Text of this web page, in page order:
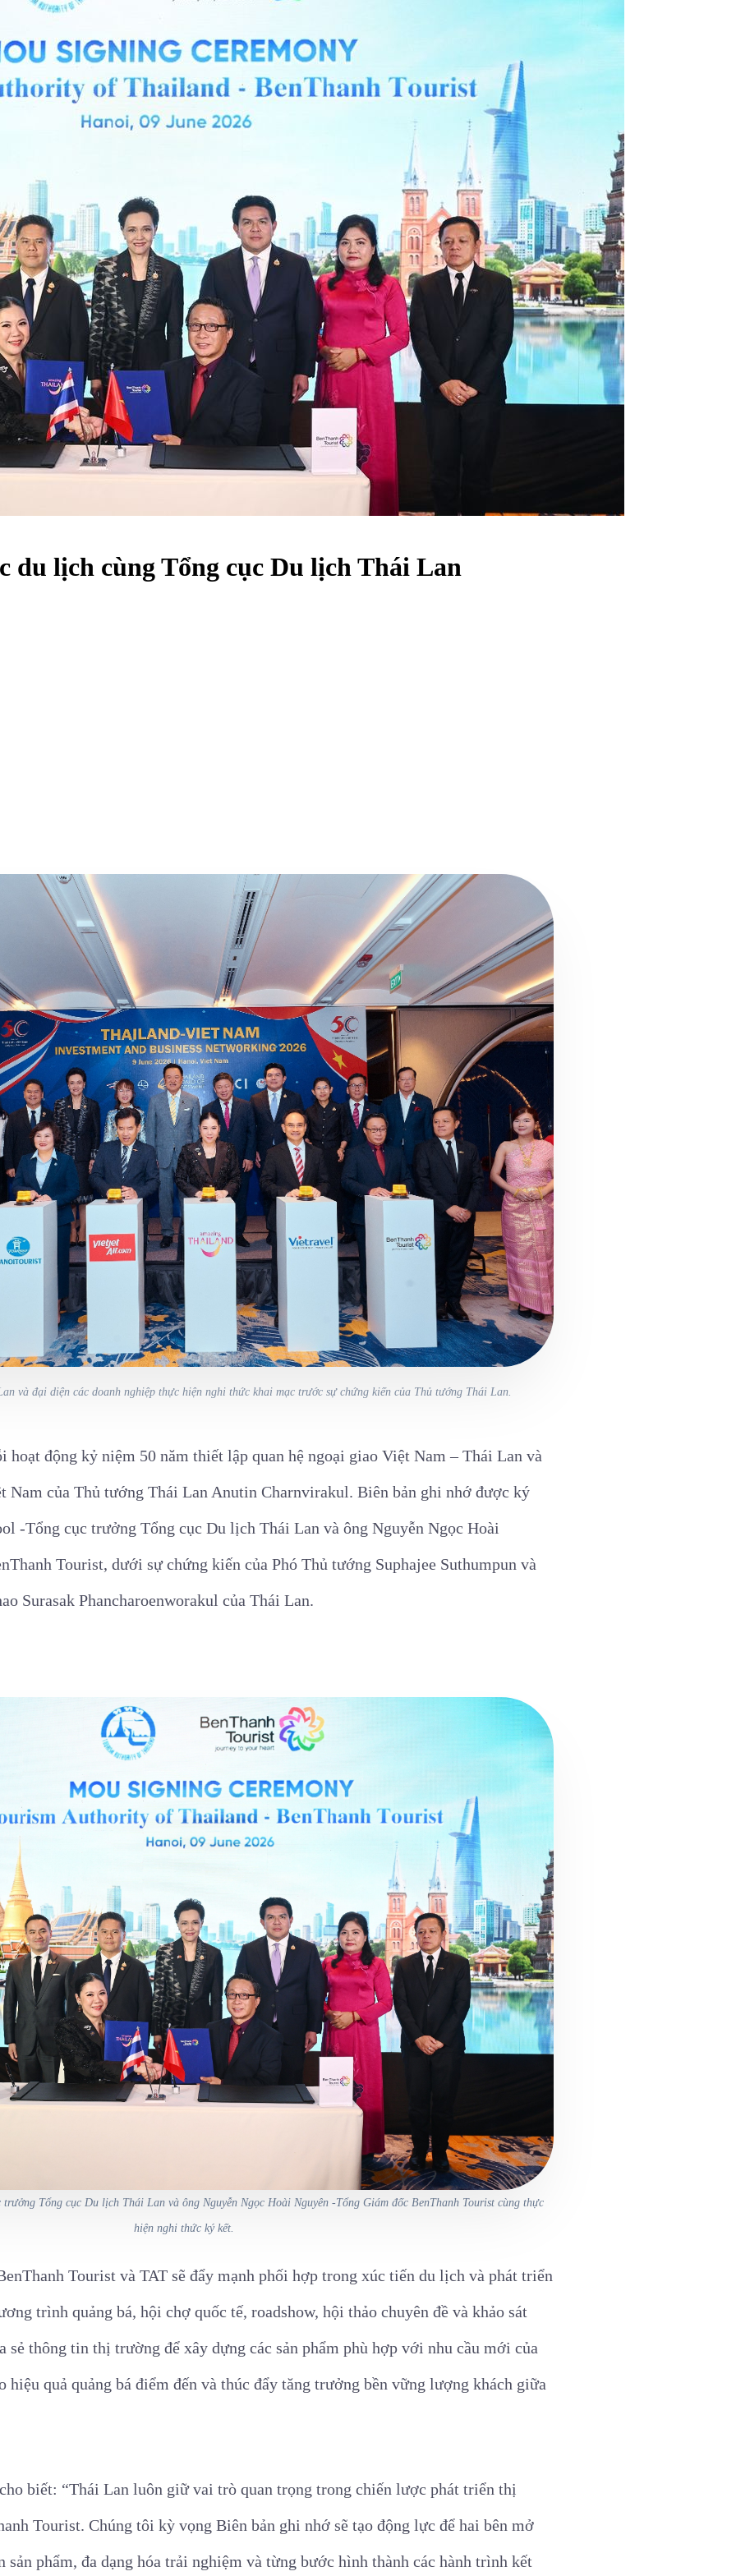
du lịch cùng Tổng cục Du lịch Thái Lan
và đại diện các doanh nghiệp thực hiện nghi thức khai mạc trước sự chứng kiến của Thủ tướng Thái Lan.
hoạt động kỷ niệm 50 năm thiết lập quan hệ ngoại giao Việt Nam – Thái Lan và
Nam của Thủ tướng Thái Lan Anutin Charnvirakul. Biên bản ghi nhớ được ký
-Tổng cục trưởng Tổng cục Du lịch Thái Lan và ông Nguyễn Ngọc Hoài
Tourist, dưới sự chứng kiến của Phó Thủ tướng Suphajee Suthumpun và
Surasak Phancharoenworakul của Thái Lan.
Tổng cục Du lịch Thái Lan và ông Nguyễn Ngọc Hoài Nguyên -Tổng Giám đốc BenThanh Tourist cùng thực
hiện nghi thức ký kết.
Tourist và TAT sẽ đẩy mạnh phối hợp trong xúc tiến du lịch và phát triển
trình quảng bá, hội chợ quốc tế, roadshow, hội thảo chuyên đề và khảo sát
sẻ thông tin thị trường để xây dựng các sản phẩm phù hợp với nhu cầu mới của
hiệu quả quảng bá điểm đến và thúc đẩy tăng trưởng bền vững lượng khách giữa
biết: “Thái Lan luôn giữ vai trò quan trọng trong chiến lược phát triển thị
Tourist. Chúng tôi kỳ vọng Biên bản ghi nhớ sẽ tạo động lực để hai bên mở
phẩm, đa dạng hóa trải nghiệm và từng bước hình thành các hành trình kết